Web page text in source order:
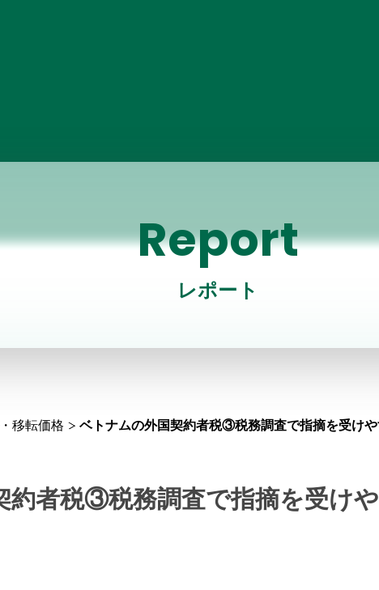
Report
レポート
移転価格 ベトナムの外国契約者税③税務調査で指摘を受け
約者税③税務調査で指摘を受け